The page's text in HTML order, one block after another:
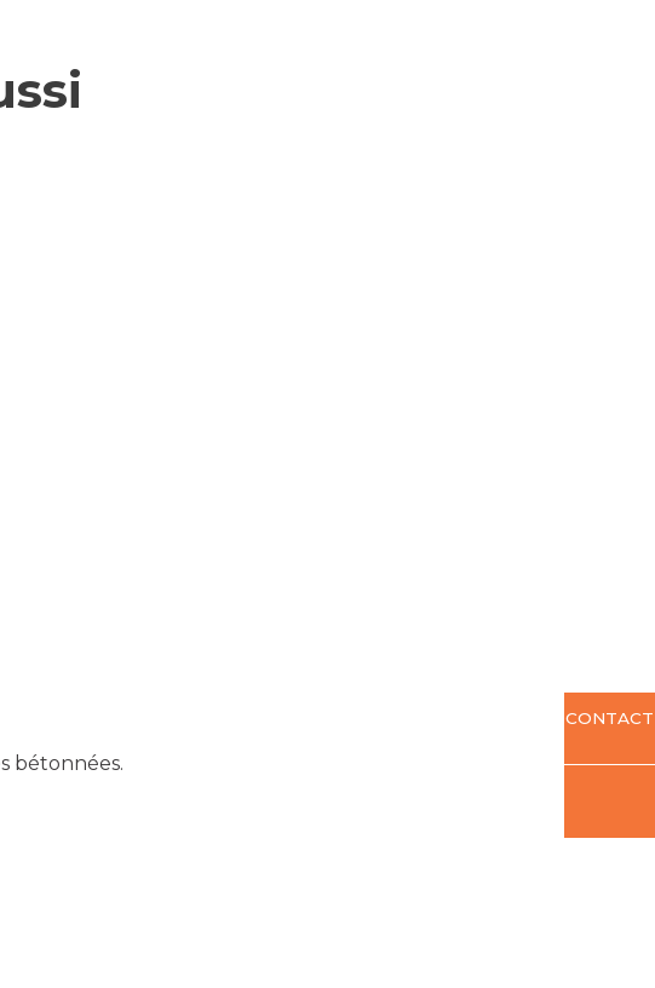
bétonnées.
CONTACT